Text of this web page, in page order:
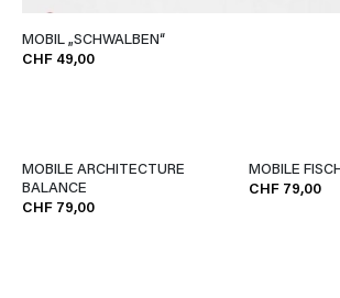
MOBIL „SCHWALBEN“
CHF 49,00